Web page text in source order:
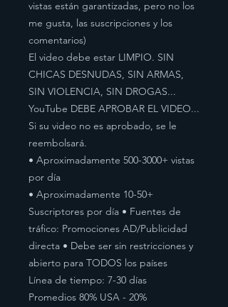
vistas están garantizadas, pero no los
me gusta, las suscripciones y los
comentarios)
El video debe estar LIMPIO. SIN
CHICAS DESNUDAS, SIN ARMAS,
SIN VIOLENCIA, SIN DROGAS...
YouTube DEBE APROBAR EL VIDEO...
Si su video no es aprobado, se le
reembolsará.
• Aproximadamente 500-3000+ vistas
por día
• Aproximadamente 10-50+
Suscriptores por día • Fuentes de
tráfico: Promociones AD/Publicidad
directa • Debe ser sin restricciones y
abierto para TODOS los países
Línea de tiempo: 7-30 días
Promedios 80% USA - 20%